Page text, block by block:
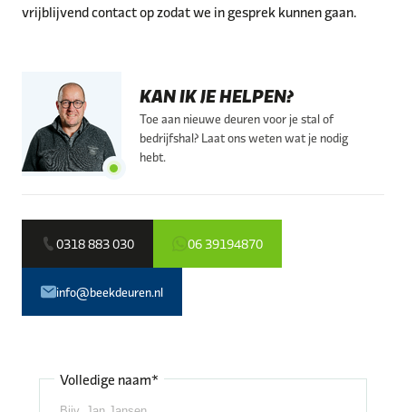
vrijblijvend contact op zodat we in gesprek kunnen gaan.
KAN IK JE HELPEN?
Toe aan nieuwe deuren voor je stal of
bedrijfshal? Laat ons weten wat je nodig
hebt.
0318 883 030 06 39194870
info@beekdeuren.nl
Volledige naam*